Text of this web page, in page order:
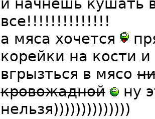
и начнешь кушать
все!!!!!!!!!!!!!!
а мяса хочется
корейки на кости
вгрызться в мясо
кровожадной
ну
нельзя))))))))))))))